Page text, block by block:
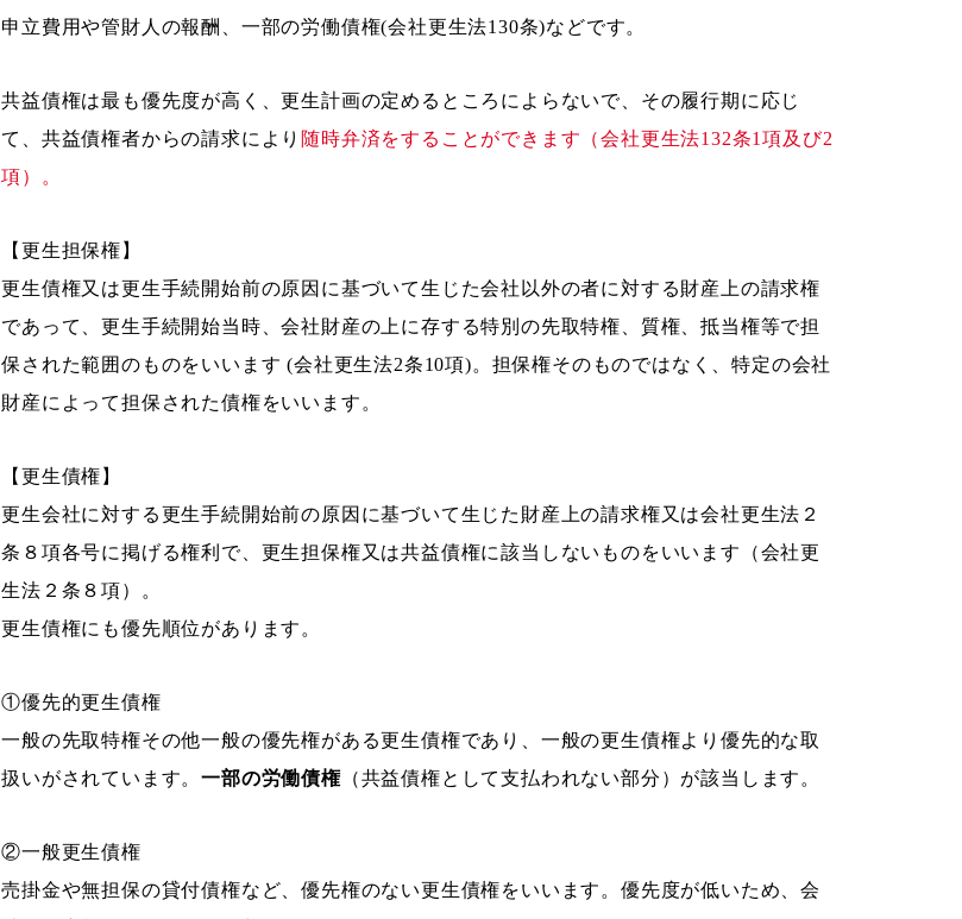
申立費用や管財人の報酬、一部の労働債権(会社更生法130条)などです。
共益債権は最も優先度が高く、更生計画の定めるところによらないで、その履行期に応じ
て、共益債権者からの請求により 随時弁済をすることができます（会社更生法132条1項及び2
項）。
【更生担保権】
更生債権又は更生手続開始前の原因に基づいて生じた会社以外の者に対する財産上の請求権
であって、更生手続開始当時、会社財産の上に存する特別の先取特権、質権、抵当権等で担
保された範囲のものをいいます (会社更生法2条10項)。担保権そのものではなく、特定の会社
財産によって担保された債権をいいます。
【更生債権】
更生会社に対する更生手続開始前の原因に基づいて生じた財産上の請求権又は会社更生法２
条８項各号に掲げる権利で、更生担保権又は共益債権に該当しないものをいいます（会社更
生法２条８項）。
更生債権にも優先順位があります。
①優先的更生債権
一般の先取特権その他一般の優先権がある更生債権であり、一般の更生債権より優先的な取
扱いがされています。一部の労働債権（共益債権として支払われない部分）が該当します。
②一般更生債権
売掛金や無担保の貸付債権など、優先権のない更生債権をいいます。優先度が低いため、会